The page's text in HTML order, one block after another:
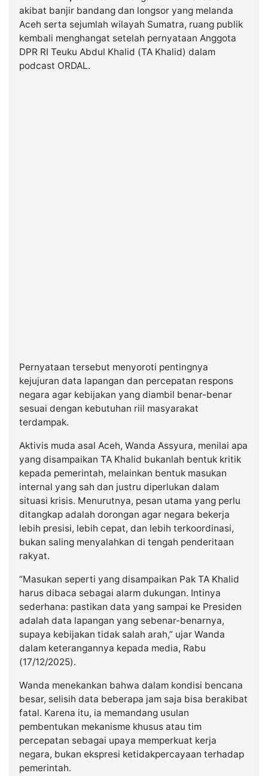
Kabarbaru.co
2026
akibat banjir bandang dan longsor yang melanda
Aceh serta sejumlah wilayah Sumatra, ruang publik
kembali menghangat setelah pernyataan Anggota
DPR RI Teuku Abdul Khalid (TA Khalid) dalam
podcast ORDAL.
Pernyataan tersebut menyoroti pentingnya
kejujuran data lapangan dan percepatan respons
negara agar kebijakan yang diambil benar-benar
sesuai dengan kebutuhan riil masyarakat
terdampak.
Aktivis muda asal Aceh, Wanda Assyura, menilai apa
yang disampaikan TA Khalid bukanlah bentuk kritik
kepada pemerintah, melainkan bentuk masukan
internal yang sah dan justru diperlukan dalam
situasi krisis. Menurutnya, pesan utama yang perlu
ditangkap adalah dorongan agar negara bekerja
lebih presisi, lebih cepat, dan lebih terkoordinasi,
bukan saling menyalahkan di tengah penderitaan
rakyat.
“Masukan seperti yang disampaikan Pak TA Khalid
harus dibaca sebagai alarm dukungan. Intinya
sederhana: pastikan data yang sampai ke Presiden
adalah data lapangan yang sebenar-benarnya,
supaya kebijakan tidak salah arah,” ujar Wanda
dalam keterangannya kepada media, Rabu
(17/12/2025).
Wanda menekankan bahwa dalam kondisi bencana
besar, selisih data beberapa jam saja bisa berakibat
fatal. Karena itu, ia memandang usulan
pembentukan mekanisme khusus atau tim
percepatan sebagai upaya memperkuat kerja
negara, bukan ekspresi ketidakpercayaan terhadap
pemerintah.